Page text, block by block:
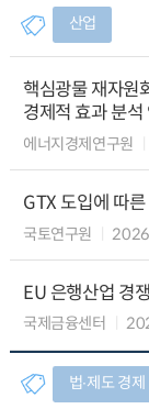
산업
핵심광물 재자원
경제적 효과 분석
에너지경제연구원
GTX 도입에 따
국토연구원
EU 은행산업 경
국제금융센터
법∙제도 경제